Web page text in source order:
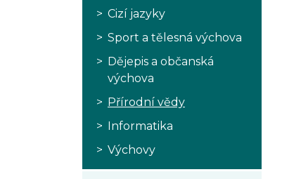
Cizí jazyky
Sport a tělesná výchova
Dějepis a občanská
výchova
Přírodní vědy
Informatika
Výchovy